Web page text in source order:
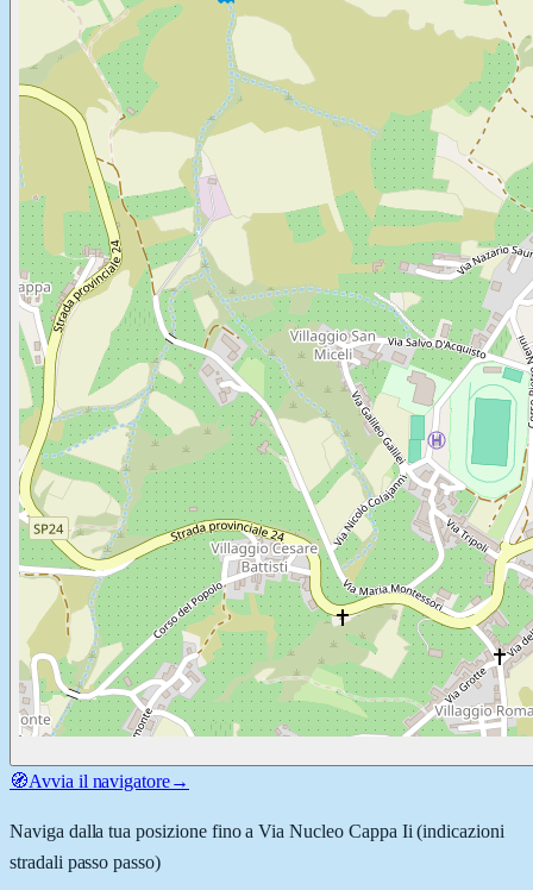
🧭Avvia il navigatore→
Naviga dalla tua posizione fino aVia Nucleo Cappa Ii (indicazioni
stradali passo passo)